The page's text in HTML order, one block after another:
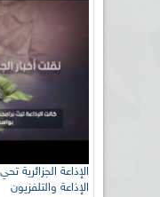
الإذاعة والتلفزيون
رئيس اللجنة
الصحراوي السيد